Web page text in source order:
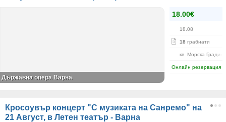
18.00€
18.08
18 грабнати
кв. Морска Градина
Онлайн резервация
Държавна опера Варна
Кросоувър концерт "С музиката на Санремо" на
21 Август, в Летен театър - Варна